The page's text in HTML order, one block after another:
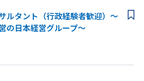
定義、設計、開発、UAT、本番リリースまでの
タを元にしたCX改善の提案、実行
の協業によるサービス改善
ルタント（行政経験者歓迎）～
の日本経営グループ～